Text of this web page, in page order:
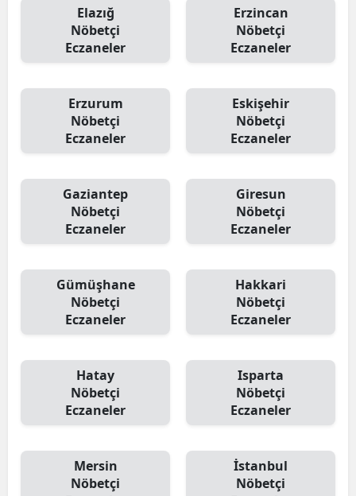
Elazığ
Nöbetçi
Eczaneler
Erzincan
Nöbetçi
Eczaneler
Erzurum
Nöbetçi
Eczaneler
Eskişehir
Nöbetçi
Eczaneler
Gaziantep
Nöbetçi
Eczaneler
Giresun
Nöbetçi
Eczaneler
Gümüşhane
Nöbetçi
Eczaneler
Hakkari
Nöbetçi
Eczaneler
Hatay
Nöbetçi
Eczaneler
Isparta
Nöbetçi
Eczaneler
Mersin
Nöbetçi
İstanbul
Nöbetçi